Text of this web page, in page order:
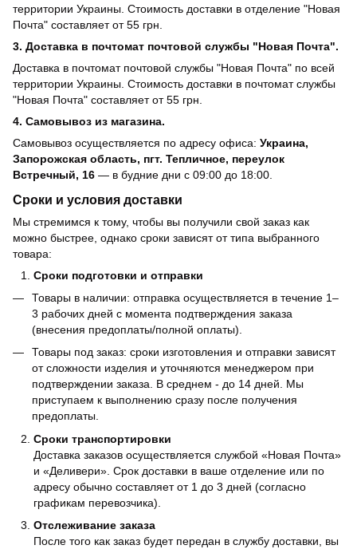
территории Украины. Стоимость доставки в отделение "Новая
Почта" составляет от 55 грн.
3. Доставка в почтомат почтовой службы "Новая Почта".
Доставка в почтомат почтовой службы "Новая Почта" по всей
территории Украины. Стоимость доставки в почтомат службы
"Новая Почта" составляет от 55 грн.
4. Самовывоз из магазина.
Самовывоз осуществляется по адресу офиса: Украина,
Запорожская область, пгт. Тепличное, переулок
Встречный, 16 — в будние дни с 09:00 до 18:00.
Сроки и условия доставки
Мы стремимся к тому, чтобы вы получили свой заказ как
можно быстрее, однако сроки зависят от типа выбранного
товара:
Сроки подготовки и отправки
Товары в наличии: отправка осуществляется в течение 1–
3 рабочих дней с момента подтверждения заказа
(внесения предоплаты/полной оплаты).
Товары под заказ: сроки изготовления и отправки зависят
от сложности изделия и уточняются менеджером при
подтверждении заказа. В среднем - до 14 дней. Мы
приступаем к выполнению сразу после получения
предоплаты.
Сроки транспортировки
Доставка заказов осуществляется службой «Новая Почта»
и «Деливери». Срок доставки в ваше отделение или по
адресу обычно составляет от 1 до 3 дней (согласно
графикам перевозчика).
Отслеживание заказа
После того как заказ будет передан в службу доставки, вы